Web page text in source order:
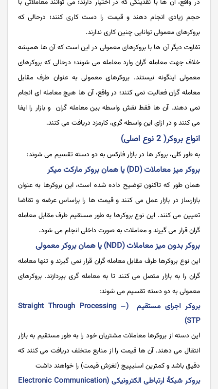
در واقع، آن ها با نقدینگی که در اختیار دارند؛ می توانند معاملاتی با
حجم زیادی انجام دهند و قیمت را دست کاری کنند؛ درحالی که
بروکرهای معمولی توانایی چنین کاری ندارند.
تفاوت دیگر آن ها با بروکرهای معمولی در این است که آن ها همیشه
خلاف جهت معامله گران وارد معامله می شوند؛ درحالی که بروکرهای
معمولی اینگونه نیستند. بروکرهای معمولی به عنوان طرف مقابل
معامله گران فعالیت نمی کنند؛ در واقع، آن ها هیچ معامله ای انجام
نمی دهند. آن ها فقط نقش واسطه بین معامله گران و بازار را ایفا
می کنند و در ازای این واسطه گری، کارمزد دریافت می کنند.
انواع بروکر( 2 نوع اصلی)
به طور کلی، بروکر ها در بازار فارکس به دو دسته تقسیم می شوند:
بروکر میز معاملات (DD) یا همان بروکر مارکت میکر
همان طور که تاکنون توضیح داده شده است، این بروکرها به عنوان
بازارساز در بازار عمل می کنند و قیمت ها را براساس عرضه و تقاضا
تعیین می کنند. این نوع بروکرها به طور مستقیم طرف مقابل معامله
گران قرار می گیرند و معاملات به صورت داخلی انجام می شود.
بروکر بدون میز معاملات (NDD) یا همان بروکر معمولی
این نوع بروکرها طرف مقابل معامله گران قرار نمی گیرند و تنها معامله
گران را به بازار متصل می کنند تا به معامله گری بپردازند. بروکرهای
معمولی به دو دسته تقسیم می شوند:
بروکر اجرای مستقیم (Straight Through Processing –
STP)
این دسته از بروکرها معاملات مشتریان خود را به طور مستقیم به بازار
انتقال می دهند. آن ها قیمت را از منابع متخلف دریافت می کنند که
دقیق باشد و کمترین اسلیپیج (لغزش قیمت) را خواهند داشت
بروکر شبکۀ ارتباطی الکترونیکی (Electronic Communication